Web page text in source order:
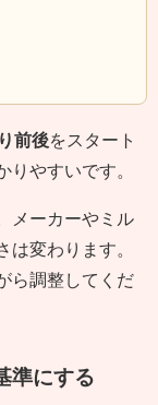
前後をスタート
りやすいです。
メーカーやミル
は変わります。
ら調整してくだ
準にする